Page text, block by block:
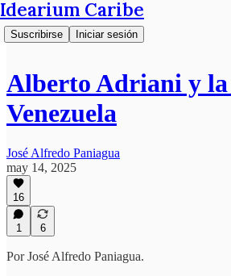
Idearium Caribe
Suscribirse Iniciar sesión
Alberto Adriani y la
Venezuela
José Alfredo Paniagua
may 14, 2025
16
1 6
Por José Alfredo Paniagua.